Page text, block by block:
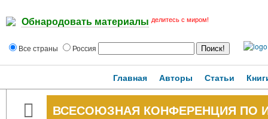
Обнародовать материалы делитесь с миром!
Все страны Россия
Главная Авторы Статьи
ВСЕСОЮЗНАЯ КОНФЕРЕНЦИЯ ПО